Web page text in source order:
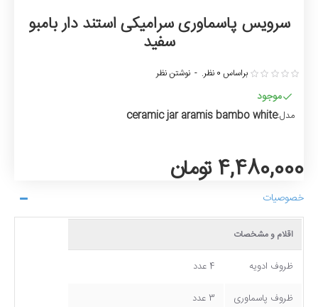
سرویس پاسماوری سرامیکی استند دار بامبو
سفید
موجود
مدل:ceramic jar aramis bambo white
براساس 0 نظر. - نوشتن نظر
4,480,000 تومان
خصوصیات
اقلام و مشخصات
ظروف ادویه 4 عدد
ظروف پاسماوری 3 عدد